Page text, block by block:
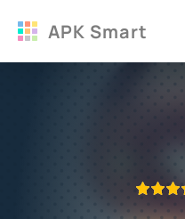
APK Smart